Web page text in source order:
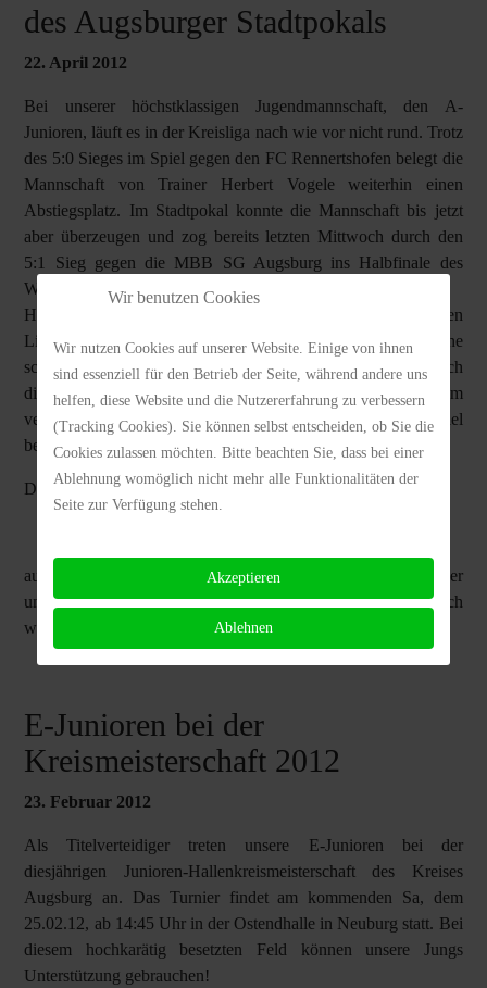
des Augsburger Stadtpokals
22. April 2012
Bei unserer höchstklassigen Jugendmannschaft, den A-
Junioren, läuft es in der Kreisliga nach wie vor nicht rund. Trotz
des 5:0 Sieges im Spiel gegen den FC Rennertshofen belegt die
Mannschaft von Trainer Herbert Vogele weiterhin einen
Abstiegsplatz. Im Stadtpokal konnte die Mannschaft bis jetzt
aber überzeugen und zog bereits letzten Mittwoch durch den
5:1 Sieg gegen die MBB SG Augsburg ins Halbfinale des
Wettbewerbs ein.
Hier geht es gegen den deutlich besser platzierten
Ligakonkurrenten TG Viktoria Augsburg, der zwar eine
schwere, aber nicht unlösbare Aufgabe darstellt. Das zeigt auch
die knappe 3:2 Auswärtsniederlage im Ligaspiel am
vergangenen Wochenende, die unsere Jungs jetzt im Pokalspiel
bei eigenem Heimrecht drehen wollen.
Das Halbfinalspiel findet am
auf unserer Sportanlage an der Meranerstraße statt. Zuschauer
und Fans sind zu dieser spannenden Begegnung herzlich
willkommen!
E-Junioren bei der
Kreismeisterschaft 2012
23. Februar 2012
Als Titelverteidiger treten unsere E-Junioren bei der
diesjährigen Junioren-Hallenkreismeisterschaft des Kreises
Augsburg an. Das Turnier findet am kommenden Sa, dem
25.02.12, ab 14:45 Uhr in der Ostendhalle in Neuburg statt. Bei
diesem hochkarätig besetzten Feld können unsere Jungs
Unterstützung gebrauchen!
Wir benutzen Cookies
Wir nutzen Cookies auf unserer Website. Einige von ihnen
sind essenziell für den Betrieb der Seite, während andere uns
helfen, diese Website und die Nutzererfahrung zu verbessern
(Tracking Cookies). Sie können selbst entscheiden, ob Sie die
Cookies zulassen möchten. Bitte beachten Sie, dass bei einer
Ablehnung womöglich nicht mehr alle Funktionalitäten der
Seite zur Verfügung stehen.
Akzeptieren
Ablehnen